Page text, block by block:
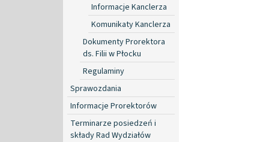
Informacje Kanclerza
Komunikaty Kanclerza
Dokumenty Prorektora
ds. Filii w Płocku
Regulaminy
Sprawozdania
Informacje Prorektorów
Terminarze posiedzeń i
składy Rad Wydziałów